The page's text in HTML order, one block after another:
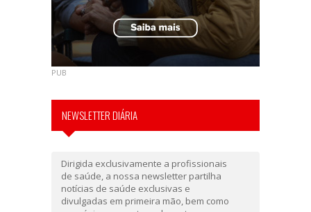
PUB
NEWSLETTER DIÁRIA
Dirigida exclusivamente a profissionais
de saúde, a nossa newsletter partilha
notícias de saúde exclusivas e
divulgadas em primeira mão, bem como